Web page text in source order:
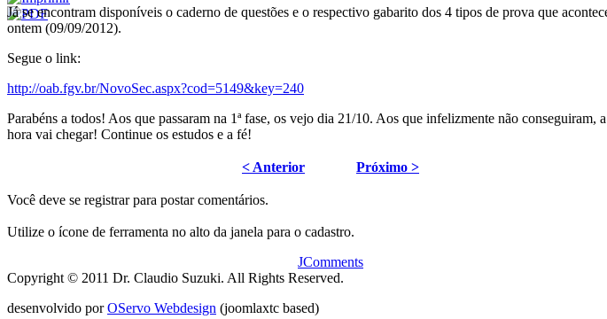
Já se encontram disponíveis o caderno de questões e o respectivo gabarito dos 4 tipos de prova que
ontem (09/09/2012).
Segue o link:
http://oab.fgv.br/NovoSec.aspx?cod=5149&key=240
Parabéns a todos! Aos que passaram na 1ª fase, os vejo dia 21/10. Aos que infelizmente não conseguiram,
hora vai chegar! Continue os estudos e a fé!
< Anterior Próximo >
Você deve se registrar para postar comentários.
Utilize o ícone de ferramenta no alto da janela para o cadastro.
JComments
Copyright © 2011 Dr. Claudio Suzuki. All Rights Reserved.
desenvolvido porOServo Webdesign (joomlaxtc based)